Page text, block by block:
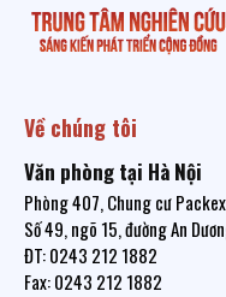
Về chúng tôi
Văn phòng tại Hà Nội
Phòng 407, Chung cư
Số 49, ngõ 15, đường An
ĐT: 0243 212 1882
Fax: 0243 212 1882